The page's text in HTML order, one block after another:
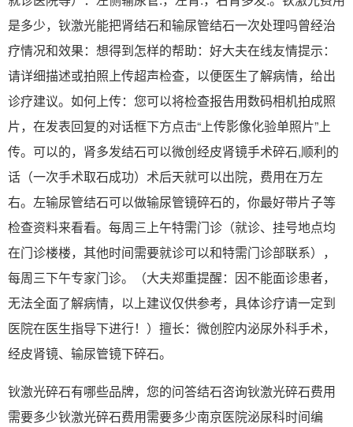
是多少，钬激光能把肾结石和输尿管结石一次处理吗曾经治
疗情况和效果：想得到怎样的帮助：好大夫在线友情提示：
请详细描述或拍照上传超声检查，以便医生了解病情，给出
诊疗建议。如何上传：您可以将检查报告用数码相机拍成照
片，在发表回复的对话框下方点击“上传影像化验单照片”上
传。可以的，肾多发结石可以微创经皮肾镜手术碎石,顺利的
话（一次手术取石成功）术后天就可以出院，费用在万左
右。左输尿管结石可以做输尿管镜碎石的，你最好带片子等
检查资料来看看。每周三上午特需门诊（就诊、挂号地点均
在门诊楼楼，其他时间需要就诊可以和特需门诊部联系），
每周三下午专家门诊。（大夫郑重提醒：因不能面诊患者，
无法全面了解病情，以上建议仅供参考，具体诊疗请一定到
医院在医生指导下进行！）擅长：微创腔内泌尿外科手术，
经皮肾镜、输尿管镜下碎石。
钬激光碎石有哪些品牌，您的问答结石咨询钬激光碎石费用
需要多少钬激光碎石费用需要多少南京医院泌尿科时间编